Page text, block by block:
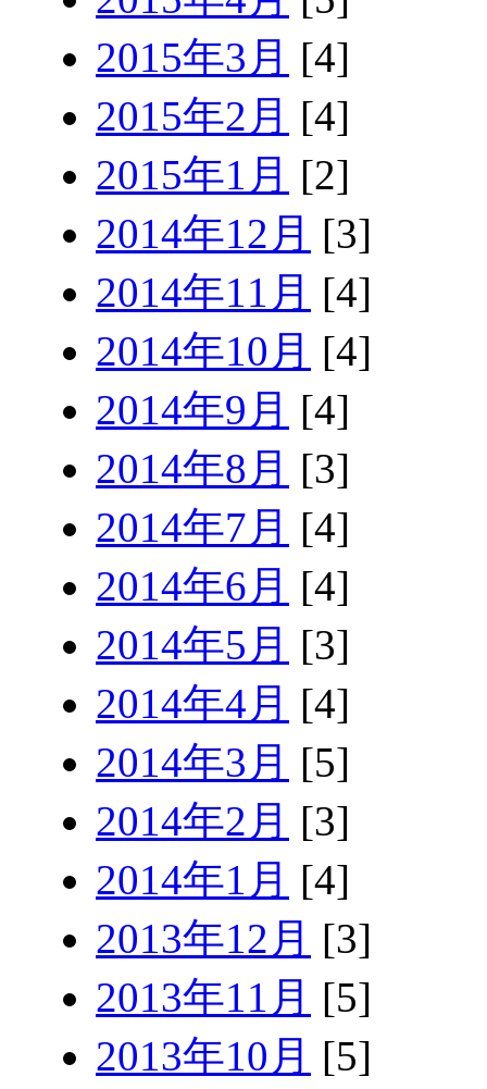
2015年3月 [4]
2015年2月 [4]
2015年1月 [2]
2014年12月 [3]
2014年11月 [4]
2014年10月 [4]
2014年9月 [4]
2014年8月 [3]
2014年7月 [4]
2014年6月 [4]
2014年5月 [3]
2014年4月 [4]
2014年3月 [5]
2014年2月 [3]
2014年1月 [4]
2013年12月 [3]
2013年11月 [5]
2013年10月 [5]